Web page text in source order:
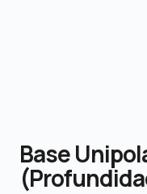
Base